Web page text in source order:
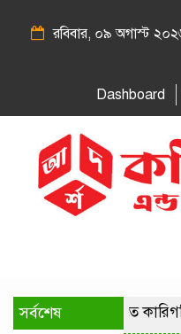
রবিবার, ০৯ অগাস্ট
Dashboard
সর্বশেষরাজধানীতে কারিগরি